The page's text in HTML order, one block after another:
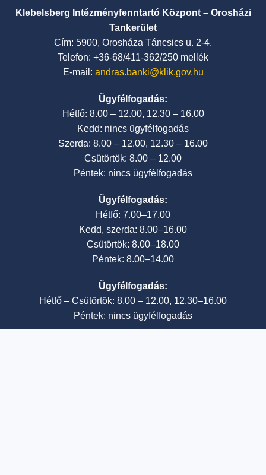
Klebelsberg Intézményfenntartó Központ – Orosházi
Tankerület
Cím: 5900, Orosháza Táncsics u. 2-4.
Telefon: +36-68/411-362/250 mellék
E-mail: andras.banki@klik.gov.hu
Ügyfélfogadás:
Hétfő: 8.00 – 12.00, 12.30 – 16.00
Kedd: nincs ügyfélfogadás
Szerda: 8.00 – 12.00, 12.30 – 16.00
Csütörtök: 8.00 – 12.00
Péntek: nincs ügyfélfogadás
Ügyfélfogadás:
Hétfő: 7.00–17.00
Kedd, szerda: 8.00–16.00
Csütörtök: 8.00–18.00
Péntek: 8.00–14.00
Ügyfélfogadás:
Hétfő – Csütörtök: 8.00 – 12.00, 12.30–16.00
Péntek: nincs ügyfélfogadás